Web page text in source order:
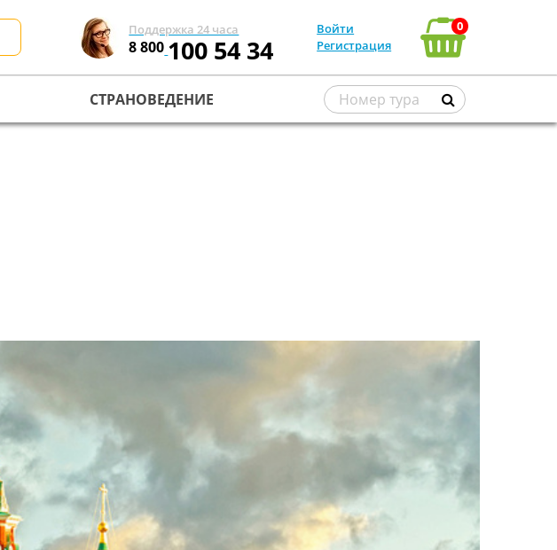
Поддержка 24 часа
8 800100 54 34
Войти
Регистрация
0
СТРАНОВЕДЕНИЕ